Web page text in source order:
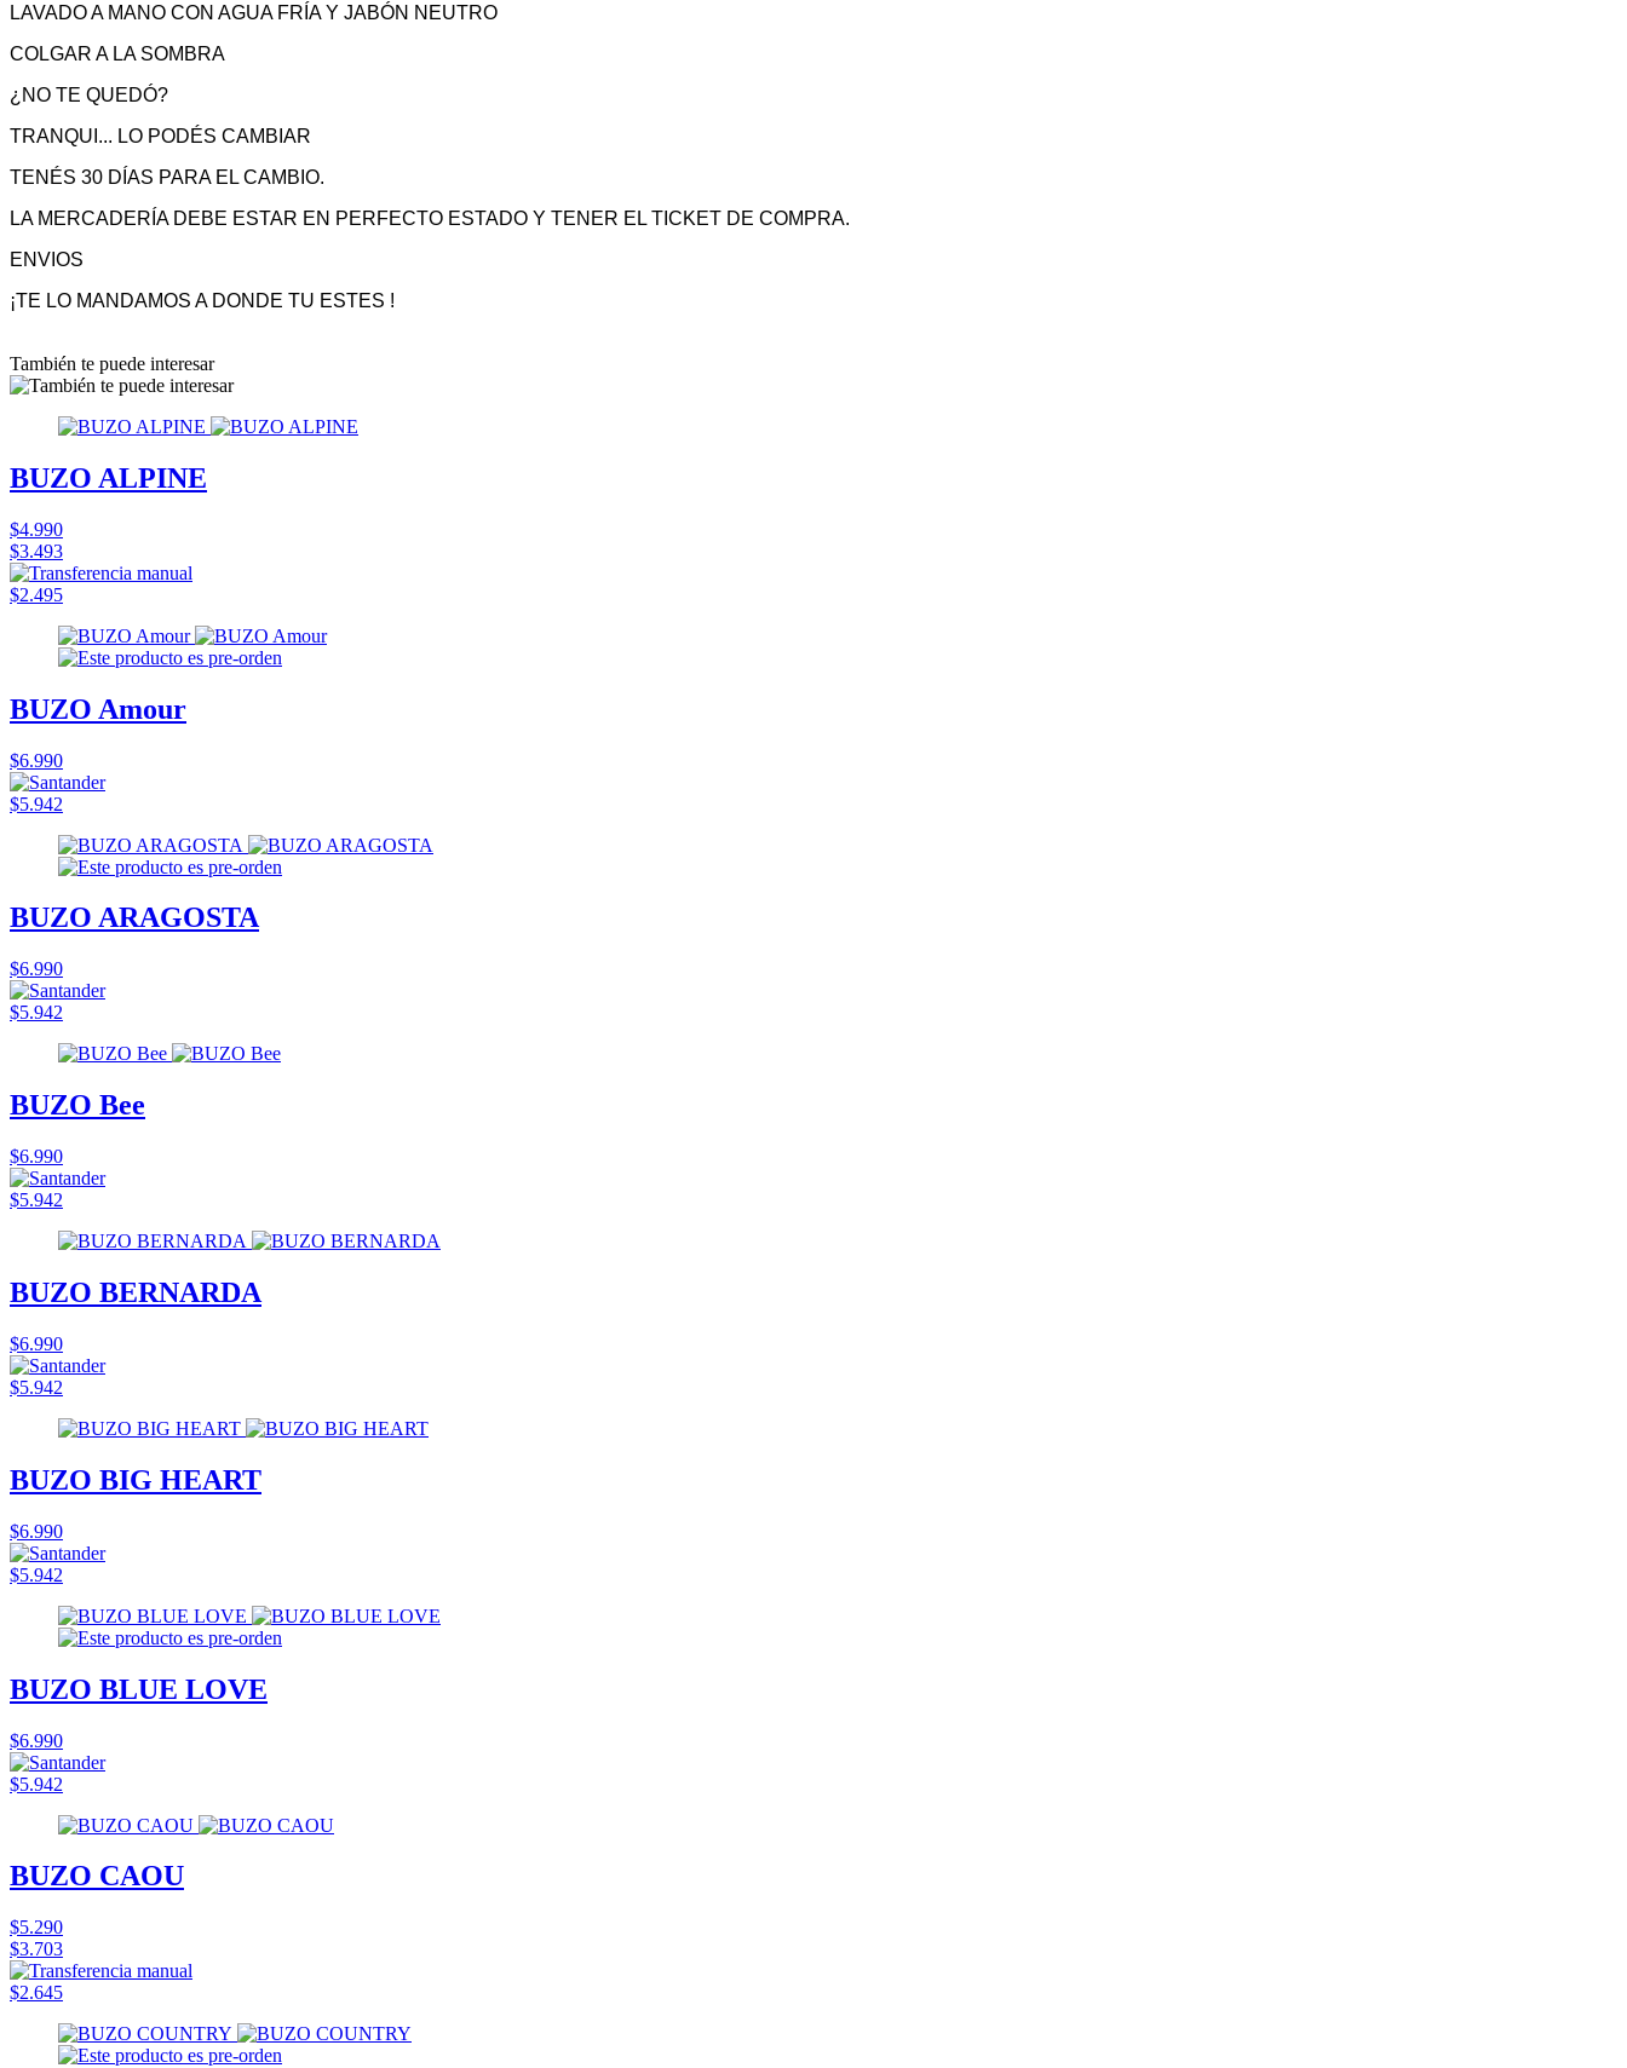
LAVADO A MANO CON AGUA FRÍA Y JABÓN NEUTRO
COLGAR A LA SOMBRA
¿NO TE QUEDÓ?
TRANQUI... LO PODÉS CAMBIAR
TENÉS 30 DÍAS PARA EL CAMBIO.
LA MERCADERÍA DEBE ESTAR EN PERFECTO ESTADO Y TENER EL TICKET DE COMPRA.
ENVIOS
¡TE LO MANDAMOS A DONDE TU ESTES !
También te puede interesar
BUZO ALPINE
$4.990
$3.493
$2.495
BUZO Amour
$6.990
$5.942
BUZO ARAGOSTA
$6.990
$5.942
BUZO Bee
$6.990
$5.942
BUZO BERNARDA
$6.990
$5.942
BUZO BIG HEART
$6.990
$5.942
BUZO BLUE LOVE
$6.990
$5.942
BUZO CAOU
$5.290
$3.703
$2.645